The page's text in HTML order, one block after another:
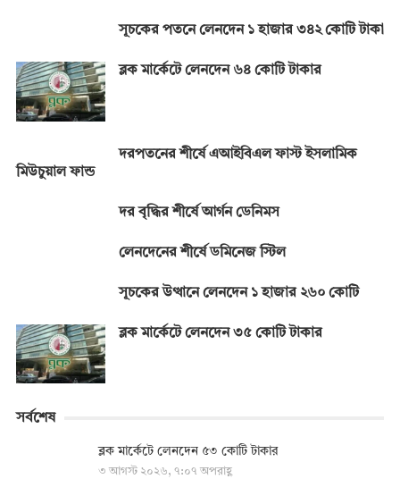
সূচকের পতনে লেনদেন ১ হাজার ৩৪২ কোটি টাকা
ব্লক মার্কেটে লেনদেন ৬৪ কোটি টাকার
দরপতনের শীর্ষে এআইবিএল ফাস্ট ইসলামিক
মিউচুয়াল ফান্ড
দর বৃদ্ধির শীর্ষে আর্গন ডেনিমস
লেনদেনের শীর্ষে ডমিনেজ স্টিল
সূচকের উত্থানে লেনদেন ১ হাজার ২৬০ কোটি
ব্লক মার্কেটে লেনদেন ৩৫ কোটি টাকার
সর্বশেষ
ব্লক মার্কেটে লেনদেন ৫৩ কোটি টাকার
৩ আগস্ট ২০২৬, ৭:০৭ অপরাহ্ণ